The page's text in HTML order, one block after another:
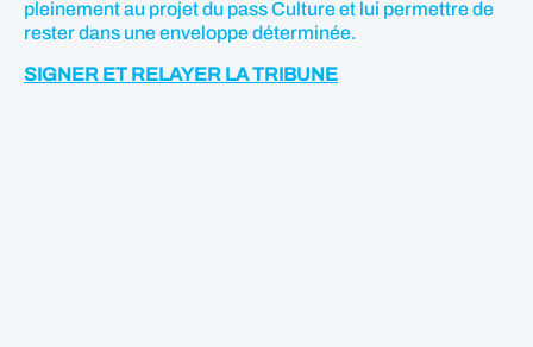
pleinement au projet du pass Culture et lui permettre de
rester dans une enveloppe déterminée.
SIGNER ET RELAYER LA TRIBUNE